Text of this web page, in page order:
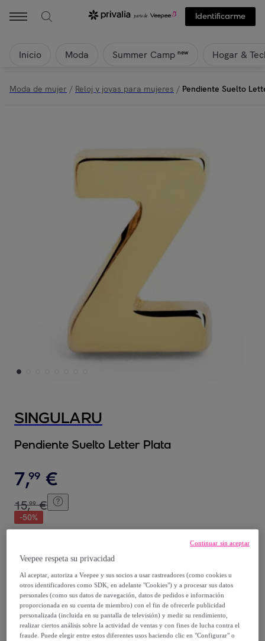
Identificarme
Inicio Moda Summer Camp new Hogar &
Moda de mujer / Reloj y joyas para mujeres / Pendiente Suelto
SINGULARU
Pendiente Suelto Letter Plata
7,99 €
15,99 €
-50%
Entrega
Entrega desde2,99 €
Veepee respeta su privacidad
Al aceptar, autoriza a Veepee y sus socios a usar rastreadores (como cookies u
otros identificadores como SDK, en adelante "Cookies") y a procesar sus datos
personales (como sus datos de navegación, datos de pedidos e información
proporcionada en su cuenta de miembro) con el fin de ofrecerle publicidad
personalizada (incluida en su pantalla de televisión) y medir su rendimiento,
realizar ciertos análisis sobre la actividad de ventas y con fines de lucha contra el
fraude. Puede elegir entre estos diferentes usos haciendo clic en "Configurar" o
Continuar sin aceptar